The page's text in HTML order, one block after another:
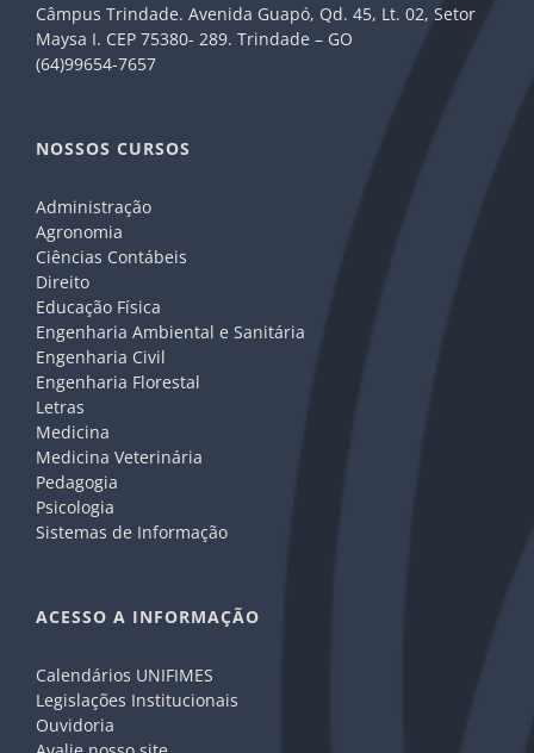
Câmpus Trindade. Avenida Guapó, Qd. 45, Lt. 02, Setor
Maysa I. CEP 75380- 289. Trindade – GO
(64)99654-7657
NOSSOS CURSOS
Administração
Agronomia
Ciências Contábeis
Direito
Educação Física
Engenharia Ambiental e Sanitária
Engenharia Civil
Engenharia Florestal
Letras
Medicina
Medicina Veterinária
Pedagogia
Psicologia
Sistemas de Informação
ACESSO A INFORMAÇÃO
Calendários UNIFIMES
Legislações Institucionais
Ouvidoria